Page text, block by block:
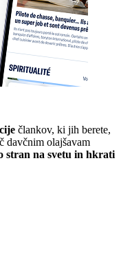
člankov, ki jih berete,
davčnim olajšavam
stran na svetu in hkrati